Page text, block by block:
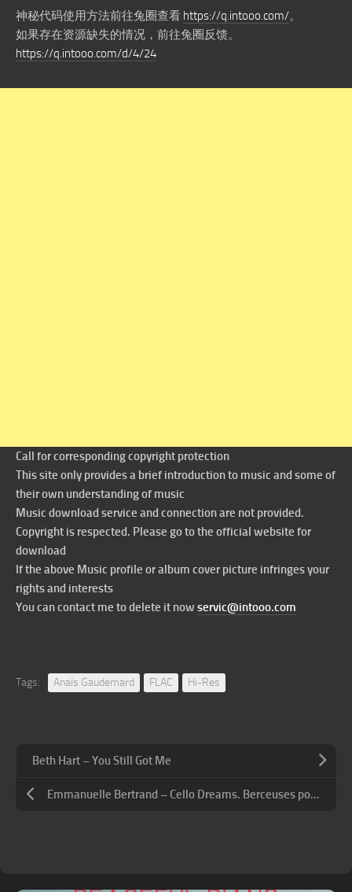
神秘代码使用方法前往兔圈查看 https://q.intooo.com/。
如果存在资源缺失的情况，前往兔圈反馈。
https://q.intooo.com/d/4/24
Call for corresponding copyright protection
This site only provides a brief introduction to music and some of
their own understanding of music
Music download service and connection are not provided.
Copyright is respected. Please go to the official website for
download
If the above Music profile or album cover picture infringes your
rights and interests
You can contact me to delete it now servic@intooo.com
Tags: Anaïs Gaudemard FLAC Hi-Res
Beth Hart – You Still Got Me
Emmanuelle Bertrand – Cello Dreams. Berceuses pour violoncelle et piano